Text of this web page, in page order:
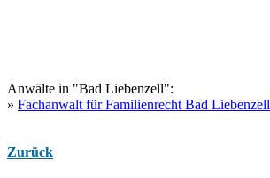
Anwälte in "Bad Liebenzell":
» Fachanwalt für Familienrecht Bad Liebenzell
Zurück